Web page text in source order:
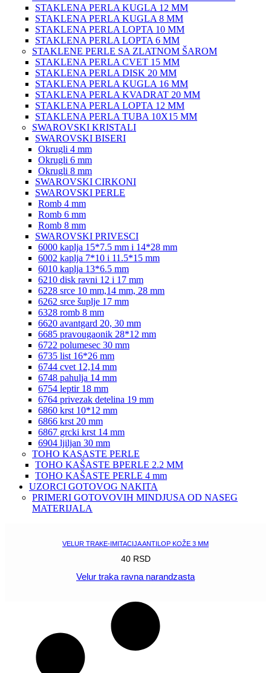
STAKLENA PERLA KUGLA 12 MM
STAKLENA PERLA KUGLA 8 MM
STAKLENA PERLA LOPTA 10 MM
STAKLENA PERLA LOPTA 6 MM
STAKLENE PERLE SA ZLATNOM ŠAROM
STAKLENA PERLA CVET 15 MM
STAKLENA PERLA DISK 20 MM
STAKLENA PERLA KUGLA 16 MM
STAKLENA PERLA KVADRAT 20 MM
STAKLENA PERLA LOPTA 12 MM
STAKLENA PERLA TUBA 10X15 MM
SWAROVSKI KRISTALI
SWAROVSKI BISERI
Okrugli 4 mm
Okrugli 6 mm
Okrugli 8 mm
SWAROVSKI CIRKONI
SWAROVSKI PERLE
Romb 4 mm
Romb 6 mm
Romb 8 mm
SWAROVSKI PRIVESCI
6000 kaplja 15*7.5 mm i 14*28 mm
6002 kaplja 7*10 i 11.5*15 mm
6010 kaplja 13*6.5 mm
6210 disk ravni 12 i 17 mm
6228 srce 10 mm,14 mm, 28 mm
6262 srce šuplje 17 mm
6328 romb 8 mm
6620 avantgard 20, 30 mm
6685 pravougaonik 28*12 mm
6722 polumesec 30 mm
6735 list 16*26 mm
6744 cvet 12,14 mm
6748 pahulja 14 mm
6754 leptir 18 mm
6764 privezak detelina 19 mm
6860 krst 10*12 mm
6866 krst 20 mm
6867 grcki krst 14 mm
6904 ljiljan 30 mm
TOHO KASASTE PERLE
TOHO KAŠASTE BPERLE 2.2 MM
TOHO KAŠASTE PERLE 4 mm
UZORCI GOTOVOG NAKITA
PRIMERI GOTOVOVIH MINDJUSA OD NASEG
MATERIJALA
VELUR TRAKE-IMITACIJA ANTILOP KOŽE 3 MM
40 RSD
Velur traka ravna narandzasta